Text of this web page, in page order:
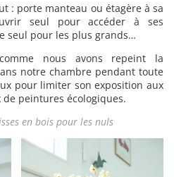
: porte manteau ou étagère à sa
seul pour accéder à ses
seul pour les plus grands…
nous avons repeint la
notre chambre pendant toute
pour limiter son exposition aux
peintures écologiques.
en bois pour les nuls